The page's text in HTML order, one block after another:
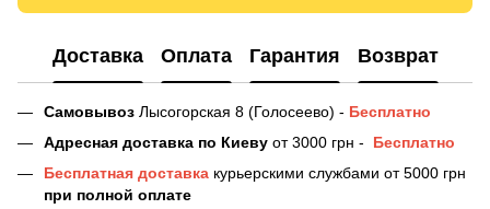
Доставка Оплата Гарантия Возврат
Самовывоз Лысогорская 8 (Голосеево) - Бесплатно
Адресная доставка по Киеву от 3000 грн -
Бесплатно
Бесплатная доставка курьерскими службами от 5000 грн
при полной оплате